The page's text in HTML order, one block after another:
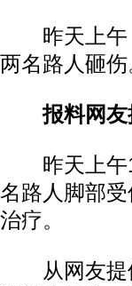
昨天上午，
两名路人砸伤
报料网
昨天上午
名路人脚部
治疗。
从网友提供